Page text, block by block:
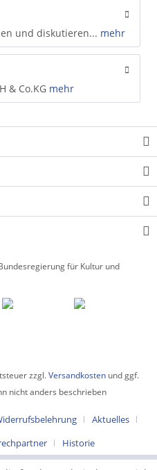
und diskutieren... mehr
& Co.KG mehr
für Kultur und
zzgl.Versandkosten und ggf.
nicht anders beschrieben
Aktuelles
Historie